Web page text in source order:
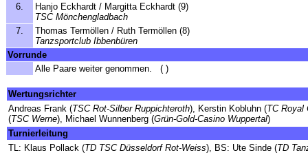
6.
Hanjo Eckhardt / Margitta Eckhardt (9)
TSC Mönchengladbach
7.
Thomas Termöllen / Ruth Termöllen (8)
Tanzsportclub Ibbenbüren
Vorrunde
Alle Paare weiter genommen. ( )
Wertungsrichter
Andreas Frank (TSC Rot-Silber Ruppichteroth), Kerstin Kobluhn (TC Royal
(TSC Werne), Michael Wunnenberg (Grün-Gold-Casino Wuppertal)
Turnierleitung
TL: Klaus Pollack (TD TSC Düsseldorf Rot-Weiss), BS: Ute Sinde (TD